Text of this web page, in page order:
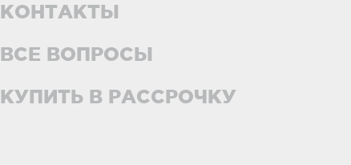
КОНТАКТЫ
ВСЕ ВОПРОСЫ
КУПИТЬ В РАССРОЧКУ